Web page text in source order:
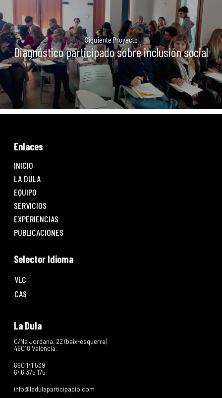
Siguiente Proyecto
Diagnóstico participado sobre inclusión social
Enlaces
INICIO
LA DULA
EQUIPO
SERVICIOS
EXPERIENCIAS
PUBLICACIONES
Selector Idioma
VLC
CAS
La Dula
C/Na Jordana, 22 (baix-esquerra)
46018 València.
660 141 539
646 375 175
info@ladulaparticipacio.com